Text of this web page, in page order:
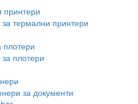
термални принтери
плотери
плотери
за документи